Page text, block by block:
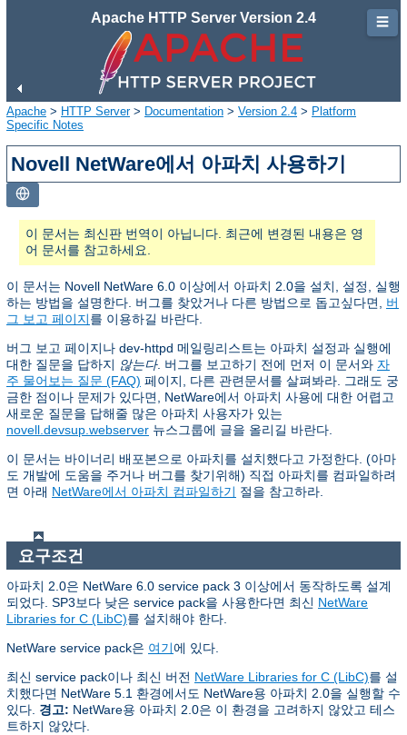
Apache HTTP Server Version 2.4
Apache > HTTP Server> Documentation > Version 2.4 > Platform
Specific Notes
Novell NetWare에서 아파치 사용하기
이 문서는 최신판 번역이 아닙니다. 최근에 변경된 내용은 영
어 문서를 참고하세요.
이 문서는 Novell NetWare 6.0 이상에서 아파치 2.0을 설치, 설정, 실행
하는 방법을 설명한다. 버그를 찾았거나 다른 방법으로 돕고싶다면, 버
그 보고 페이지를 이용하길 바란다.
버그 보고 페이지나 dev-httpd 메일링리스트는 아파치 설정과 실행에
대한 질문을 답하지 않는다. 버그를 보고하기 전에 먼저 이 문서와 자
주 물어보는 질문 (FAQ) 페이지, 다른 관련문서를 살펴봐라. 그래도 궁
금한 점이나 문제가 있다면, NetWare에서 아파치 사용에 대한 어렵고
새로운 질문을 답해줄 많은 아파치 사용자가 있는
novell.devsup.webserver 뉴스그룹에 글을 올리길 바란다.
이 문서는 바이너리 배포본으로 아파치를 설치했다고 가정한다. (아마
도 개발에 도움을 주거나 버그를 찾기위해) 직접 아파치를 컴파일하려
면 아래 NetWare에서 아파치 컴파일하기 절을 참고하라.
요구조건
아파치 2.0은 NetWare 6.0 service pack 3 이상에서 동작하도록 설계
되었다. SP3보다 낮은 service pack을 사용한다면 최신 NetWare
Libraries for C (LibC)를 설치해야 한다.
NetWare service pack은 여기에 있다.
최신 service pack이나 최신 버전 NetWare Libraries for C (LibC)를 설
치했다면 NetWare 5.1 환경에서도 NetWare용 아파치 2.0을 실행할 수
있다. 경고: NetWare용 아파치 2.0은 이 환경을 고려하지 않았고 테스
트하지 않았다.
☰